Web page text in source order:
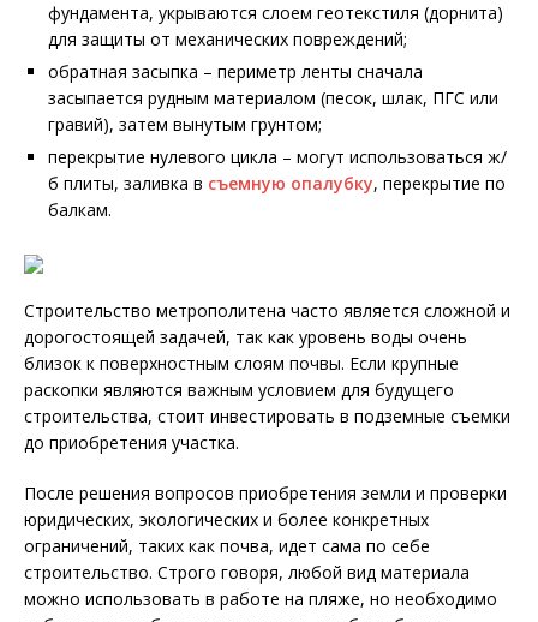
фундамента, укрываются слоем геотекстиля (дорнита)
для защиты от механических повреждений;
обратная засыпка – периметр ленты сначала
засыпается рудным материалом (песок, шлак, ПГС или
гравий), затем вынутым грунтом;
перекрытие нулевого цикла – могут использоваться ж/
б плиты, заливка в съемную опалубку, перекрытие по
балкам.
Строительство метрополитена часто является сложной и
дорогостоящей задачей, так как уровень воды очень
близок к поверхностным слоям почвы. Если крупные
раскопки являются важным условием для будущего
строительства, стоит инвестировать в подземные съемки
до приобретения участка.
После решения вопросов приобретения земли и проверки
юридических, экологических и более конкретных
ограничений, таких как почва, идет сама по себе
строительство. Строго говоря, любой вид материала
можно использовать в работе на пляже, но необходимо